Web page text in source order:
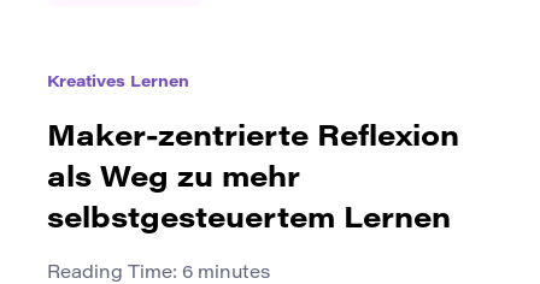
Gemeindevorsteher, Pädagogen und
Bibliothekare das Potenzial des […]
Kreatives Lernen
Maker-zentrierte Reflexion
als Weg zu mehr
selbstgesteuertem Lernen
Reading Time: 6 minutes